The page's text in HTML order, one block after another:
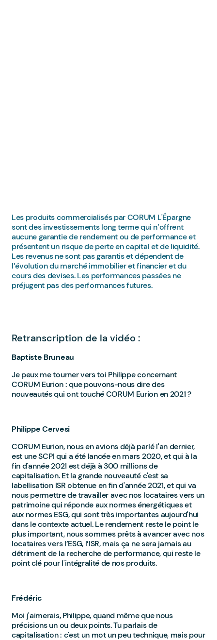
Les produits commercialisés par CORUM L'Épargne
sont des investissements long terme qui n’offrent
aucune garantie de rendement ou de performance et
présentent un risque de perte en capital et de liquidité.
Les revenus ne sont pas garantis et dépendent de
l’évolution du marché immobilier et financier et du
cours des devises. Les performances passées ne
préjugent pas des performances futures.
Retranscription de la vidéo :
Baptiste Bruneau
Je peux me tourner vers toi Philippe concernant
CORUM Eurion : que pouvons-nous dire des
nouveautés qui ont touché CORUM Eurion en 2021 ?
Philippe Cervesi
CORUM Eurion, nous en avions déjà parlé l'an dernier,
est une SCPI qui a été lancée en mars 2020, et qui à la
fin d'année 2021 est déjà à 300 millions de
capitalisation. Et la grande nouveauté c'est sa
labellisation ISR obtenue en fin d'année 2021, et qui va
nous permettre de travailler avec nos locataires vers un
patrimoine qui réponde aux normes énergétiques et
aux normes ESG, qui sont très importantes aujourd'hui
dans le contexte actuel. Le rendement reste le point le
plus important, nous sommes prêts à avancer avec nos
locataires vers l’ESG, l’ISR, mais ça ne sera jamais au
détriment de la recherche de performance, qui reste le
point clé pour l'intégralité de nos produits.
Frédéric
Moi j'aimerais, Philippe, quand même que nous
précisions un ou deux points. Tu parlais de
capitalisation : c'est un mot un peu technique, mais pour